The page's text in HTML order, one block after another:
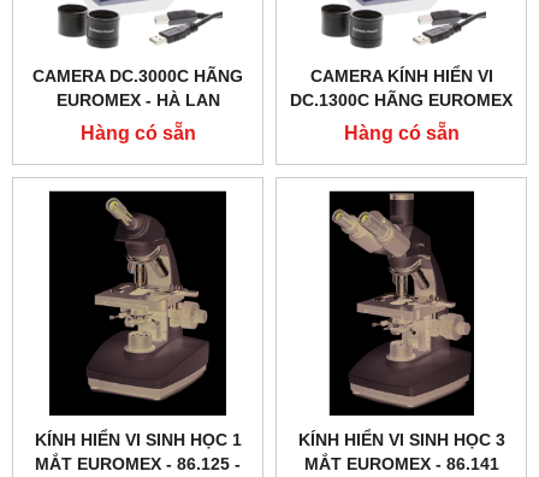
CAMERA DC.3000C HÃNG
EUROMEX - HÀ LAN
Hàng có sẵn
CAMERA KÍNH HIỂN VI
DC.1300C HÃNG EUROMEX
- HÀ LAN
Hàng có sẵn
KÍNH HIỂN VI SINH HỌC 1
MẮT EUROMEX - 86.125 ‑
KÍNH HIỂN VI SINH HỌC 3
MẮT EUROMEX - 86.141